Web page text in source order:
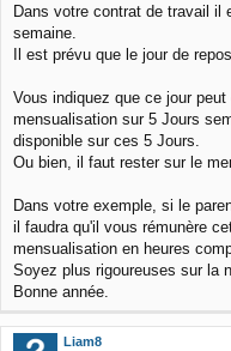
a
g
Dans votre contrat de travail il
semaine.
Il est prévu que le jour de
Vous indiquez que ce jour
mensualisation sur 5 Jours
disponible sur ces 5 Jours.
Ou bien, il faut rester sur le
Dans votre exemple, si le
il faudra qu'il vous rémunère
mensualisation en heures
Soyez plus rigoureuses sur la
Bonne année.
Liam8